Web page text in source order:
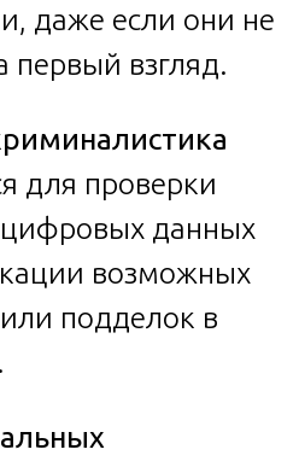
даже если они не
первый взгляд.
для проверки
цифровых данных
возможных
подделок в